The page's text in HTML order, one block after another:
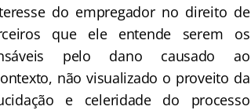
do empregador no direito de
que ele entende serem os
pelo dano causado ao
não visualizado o proveito da
e celeridade do processo